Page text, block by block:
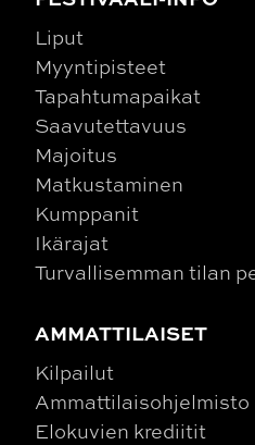
Liput
Myyntipisteet
Tapahtumapaikat
Saavutettavuus
Majoitus
Matkustaminen
Kumppanit
Ikärajat
Turvallisemman tilan
AMMATTILAISET
Kilpailut
Ammattilaisohjelmisto
Elokuvien krediitit